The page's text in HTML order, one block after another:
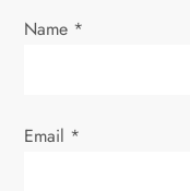
n
Name *
Email *